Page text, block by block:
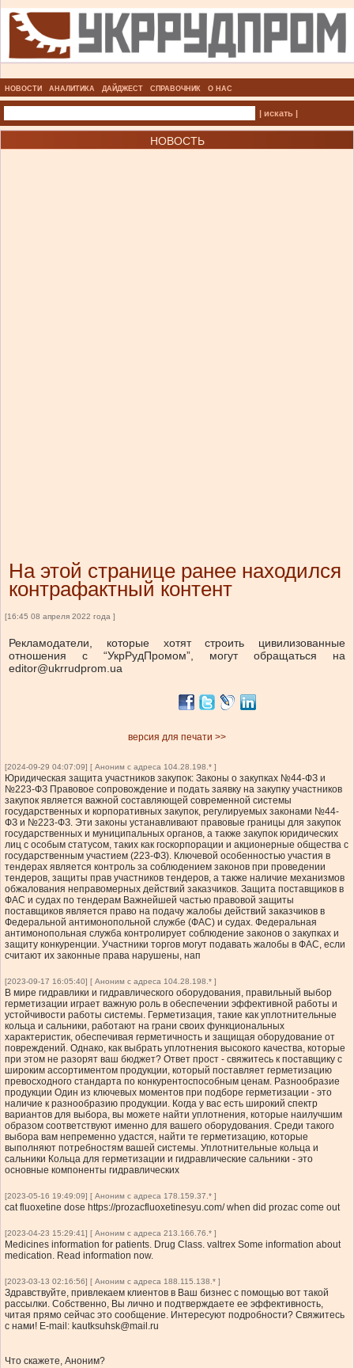
НОВОСТИ АНАЛИТИКА ДАЙДЖЕСТ СПРАВОЧНИК О НАС
| искать |
НОВОСТЬ
На этой странице ранее находился
контрафактный контент
[16:45 08 апреля 2022 года ]
Рекламодатели, которые хотят строить цивилизованные
отношения с “УкрРудПромом”, могут обращаться на
editor@ukrrudprom.ua
версия для печати >>
[2024-09-29 04:07:09] [ Аноним с адреса 104.28.198.* ]
Юридическая защита участников закупок: Законы о закупках №44-ФЗ и
№223-ФЗ Правовое сопровождение и подать заявку на закупку участников
закупок является важной составляющей современной системы
государственных и корпоративных закупок, регулируемых законами №44-
ФЗ и №223-ФЗ. Эти законы устанавливают правовые границы для закупок
государственных и муниципальных органов, а также закупок юридических
лиц с особым статусом, таких как госкорпорации и акционерные общества с
государственным участием (223-ФЗ). Ключевой особенностью участия в
тендерах является контроль за соблюдением законов при проведении
тендеров, защиты прав участников тендеров, а также наличие механизмов
обжалования неправомерных действий заказчиков. Защита поставщиков в
ФАС и судах по тендерам Важнейшей частью правовой защиты
поставщиков является право на подачу жалобы действий заказчиков в
Федеральной антимонопольной службе (ФАС) и судах. Федеральная
антимонопольная служба контролирует соблюдение законов о закупках и
защиту конкуренции. Участники торгов могут подавать жалобы в ФАС, если
считают их законные права нарушены, нап
[2023-09-17 16:05:40] [ Аноним с адреса 104.28.198.* ]
В мире гидравлики и гидравлического оборудования, правильный выбор
герметизации играет важную роль в обеспечении эффективной работы и
устойчивости работы системы. Герметизация, такие как уплотнительные
кольца и сальники, работают на грани своих функциональных
характеристик, обеспечивая герметичность и защищая оборудование от
повреждений. Однако, как выбрать уплотнения высокого качества, которые
при этом не разорят ваш бюджет? Ответ прост - свяжитесь к поставщику с
широким ассортиментом продукции, который поставляет герметизацию
превосходного стандарта по конкурентоспособным ценам. Разнообразие
продукции Один из ключевых моментов при подборе герметизации - это
наличие к разнообразию продукции. Когда у вас есть широкий спектр
вариантов для выбора, вы можете найти уплотнения, которые наилучшим
образом соответствуют именно для вашего оборудования. Среди такого
выбора вам непременно удастся, найти те герметизацию, которые
выполняют потребностям вашей системы. Уплотнительные кольца и
сальники Кольца для герметизации и гидравлические сальники - это
основные компоненты гидравлических
[2023-05-16 19:49:09] [ Аноним с адреса 178.159.37.* ]
cat fluoxetine dose https://prozacfluoxetinesyu.com/ when did prozac come out
[2023-04-23 15:29:41] [ Аноним с адреса 213.166.76.* ]
Medicines information for patients. Drug Class. valtrex Some information about
medication. Read information now.
[2023-03-13 02:16:56] [ Аноним с адреса 188.115.138.* ]
Здравствуйте, привлекаем клиентов в Ваш бизнес с помощью вот такой
рассылки. Собственно, Вы лично и подтверждаете ее эффективность,
читая прямо сейчас это сообщение. Интересуют подробности? Свяжитесь
с нами! E-mail: kautksuhsk@mail.ru
Что скажете, Аноним?